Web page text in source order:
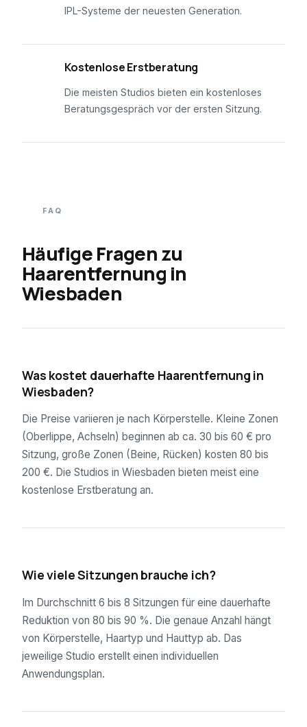
IPL-Systeme der neuesten Generation.
Kostenlose Erstberatung
Die meisten Studios bieten ein kostenloses
Beratungsgespräch vor der ersten Sitzung.
FAQ
Häufige Fragen zu
Haarentfernung in
Wiesbaden
Was kostet dauerhafte Haarentfernung in
Wiesbaden?
Die Preise variieren je nach Körperstelle. Kleine Zonen
(Oberlippe, Achseln) beginnen ab ca. 30 bis 60 € pro
Sitzung, große Zonen (Beine, Rücken) kosten 80 bis
200 €. Die Studios in Wiesbaden bieten meist eine
kostenlose Erstberatung an.
Wie viele Sitzungen brauche ich?
Im Durchschnitt 6 bis 8 Sitzungen für eine dauerhafte
Reduktion von 80 bis 90 %. Die genaue Anzahl hängt
von Körperstelle, Haartyp und Hauttyp ab. Das
jeweilige Studio erstellt einen individuellen
Anwendungsplan.